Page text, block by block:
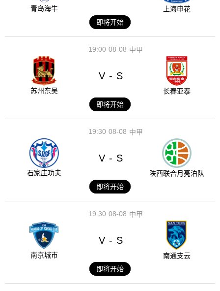
青岛海牛
上海申花
即将开始
08-08
19:00 中甲
苏州东吴
V - S
长春亚泰
即将开始
08-08
19:30 中甲
石家庄功夫
V - S
陕西联合月亮泊队
即将开始
08-08
19:30 中甲
南京城市
V - S
南通支云
即将开始